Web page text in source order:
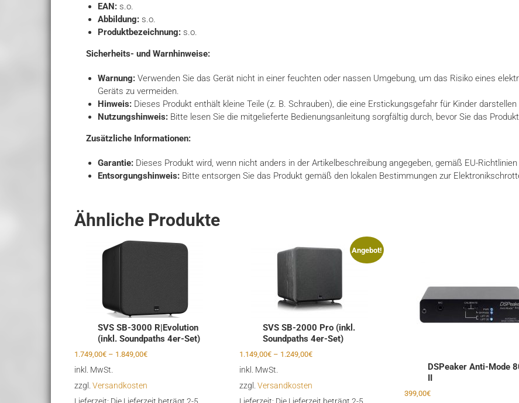
EAN: s.o.
Abbildung: s.o.
Produktbezeichnung: s.o.
Sicherheits- und Warnhinweise:
Warnung: Verwenden Sie das Gerät nicht in einer feuchten oder nassen Umgebung, um das Risiko eines
Geräts zu vermeiden.
Hinweis: Dieses Produkt enthält kleine Teile (z. B. Schrauben), die eine Erstickungsgefahr für Kinder
Nutzungshinweis: Bitte lesen Sie die mitgelieferte Bedienungsanleitung sorgfältig durch, bevor Sie das
Zusätzliche Informationen:
Garantie: Dieses Produkt wird, wenn nicht anders in der Artikelbeschreibung angegeben, gemäß EU-
Entsorgungshinweis: Bitte entsorgen Sie das Produkt gemäß den lokalen Bestimmungen zur
Ähnliche Produkte
SVS SB-3000 R|Evolution
(inkl. Soundpaths 4er-Set)
1.749,00€ – 1.849,00€
inkl. MwSt.
zzgl. Versandkosten
Angebot!
SVS SB-2000 Pro (inkl.
Soundpaths 4er-Set)
1.149,00€– 1.249,00€
inkl. MwSt.
zzgl. Versandkosten
DSPeaker Anti-Mode
II
399,00€